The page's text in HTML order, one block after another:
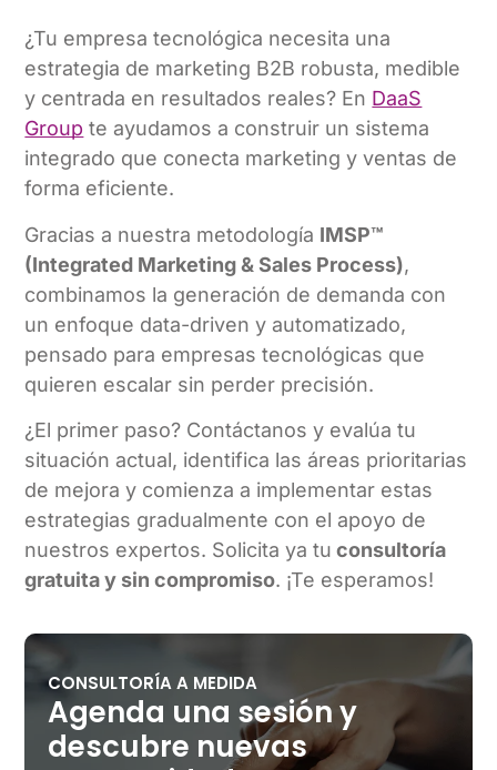
¿Tu empresa tecnológica necesita una
estrategia de marketing B2B robusta, medible
y centrada en resultados reales? En DaaS
Group te ayudamos a construir un sistema
integrado que conecta marketing y ventas de
forma eficiente.
Gracias a nuestra metodología IMSP™
(Integrated Marketing & Sales Process),
combinamos la generación de demanda con
un enfoque data-driven y automatizado,
pensado para empresas tecnológicas que
quieren escalar sin perder precisión.
¿El primer paso? Contáctanos y evalúa tu
situación actual, identifica las áreas prioritarias
de mejora y comienza a implementar estas
estrategias gradualmente con el apoyo de
nuestros expertos. Solicita ya tu consultoría
gratuita y sin compromiso. ¡Te esperamos!
CONSULTORÍA A MEDIDA
Agenda una sesión y
descubre nuevas